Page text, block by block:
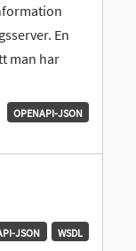
En
man har
OPENAPI-JSON
WSDL
JSON